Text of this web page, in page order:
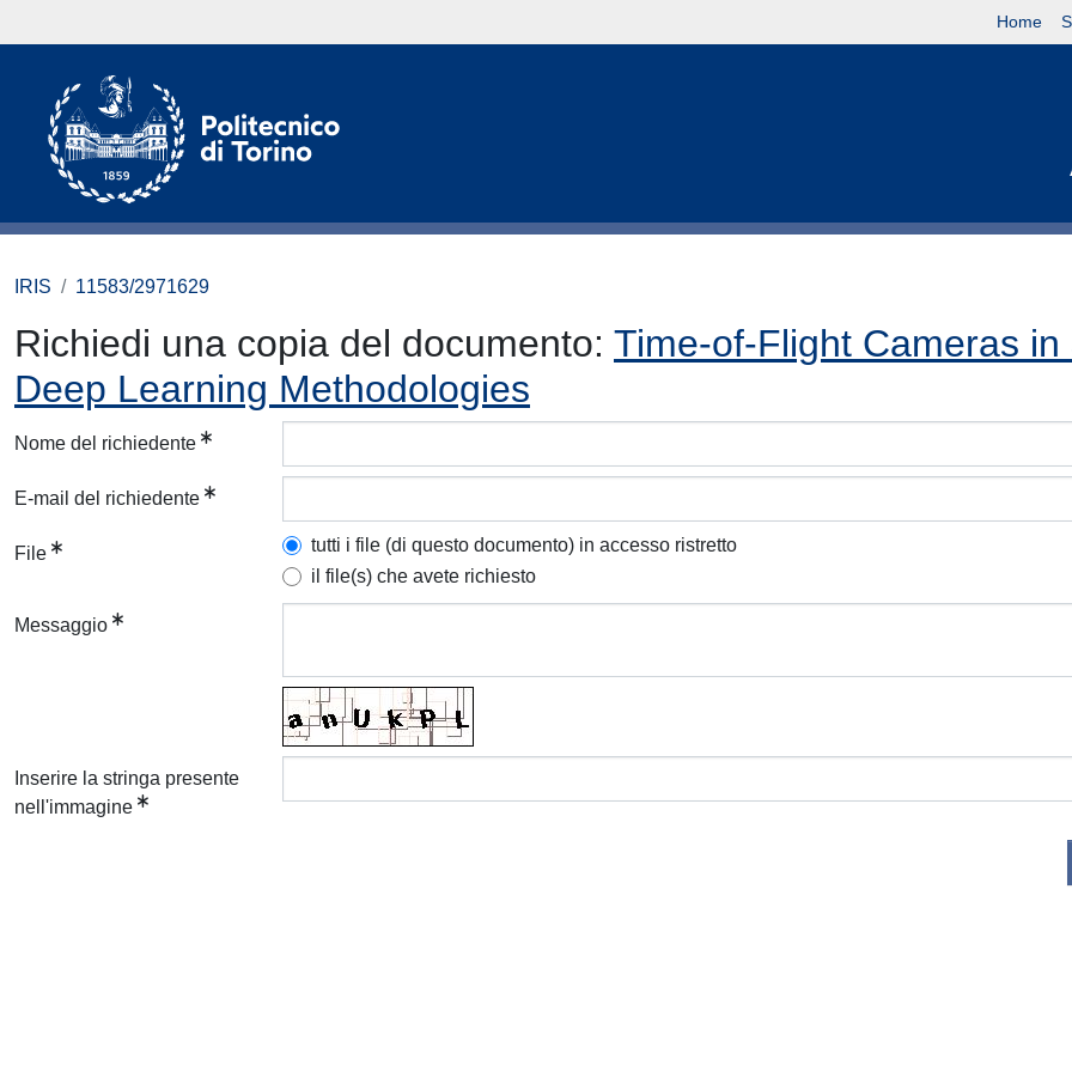
Home
IRIS 11583/2971629
Richiedi una copia del documento: Time-of-Flight Cameras
Deep Learning Methodologies
Nome del richiedente
E-mail del richiedente
File
tutti i file (di questo documento) in accesso ristretto
il file(s) che avete richiesto
Messaggio
Inserire la stringa presente
nell'immagine